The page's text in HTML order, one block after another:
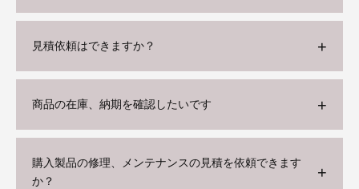
見積依頼はできますか？
商品の在庫、納期を確認したいです
購入製品の修理、メンテナンスの見積を依頼できます
か？